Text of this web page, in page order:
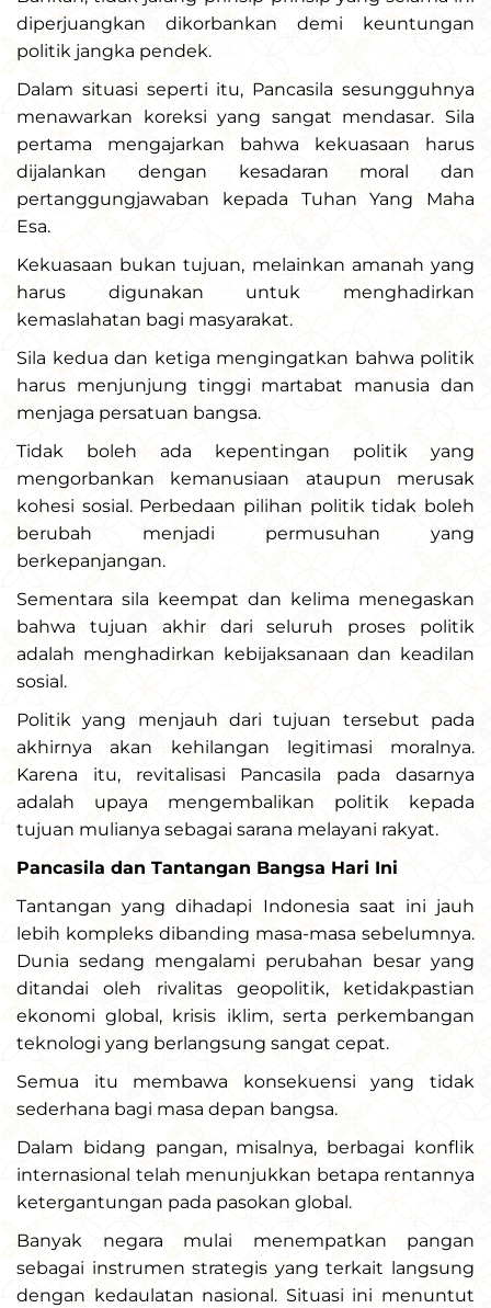
diperjuangkan dikorbankan demi keuntungan
politik jangka pendek.
Dalam situasi seperti itu, Pancasila sesungguhnya
menawarkan koreksi yang sangat mendasar. Sila
pertama mengajarkan bahwa kekuasaan harus
dijalankan dengan kesadaran moral dan
pertanggungjawaban kepada Tuhan Yang Maha
Esa.
Kekuasaan bukan tujuan, melainkan amanah yang
harus digunakan untuk menghadirkan
kemaslahatan bagi masyarakat.
Sila kedua dan ketiga mengingatkan bahwa politik
harus menjunjung tinggi martabat manusia dan
menjaga persatuan bangsa.
Tidak boleh ada kepentingan politik yang
mengorbankan kemanusiaan ataupun merusak
kohesi sosial. Perbedaan pilihan politik tidak boleh
berubah menjadi permusuhan yang
berkepanjangan.
Sementara sila keempat dan kelima menegaskan
bahwa tujuan akhir dari seluruh proses politik
adalah menghadirkan kebijaksanaan dan keadilan
sosial.
Politik yang menjauh dari tujuan tersebut pada
akhirnya akan kehilangan legitimasi moralnya.
Karena itu, revitalisasi Pancasila pada dasarnya
adalah upaya mengembalikan politik kepada
tujuan mulianya sebagai sarana melayani rakyat.
Pancasila dan Tantangan Bangsa Hari Ini
Tantangan yang dihadapi Indonesia saat ini jauh
lebih kompleks dibanding masa-masa sebelumnya.
Dunia sedang mengalami perubahan besar yang
ditandai oleh rivalitas geopolitik, ketidakpastian
ekonomi global, krisis iklim, serta perkembangan
teknologi yang berlangsung sangat cepat.
Semua itu membawa konsekuensi yang tidak
sederhana bagi masa depan bangsa.
Dalam bidang pangan, misalnya, berbagai konflik
internasional telah menunjukkan betapa rentannya
ketergantungan pada pasokan global.
Banyak negara mulai menempatkan pangan
sebagai instrumen strategis yang terkait langsung
dengan kedaulatan nasional. Situasi ini menuntut